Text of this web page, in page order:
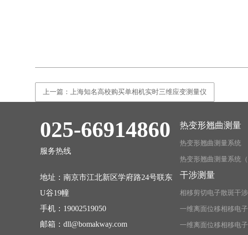
上一篇：上海知名高校购买单相机实时三维应变测量仪
025-66914860
服务热线
地址：南京市江北新区学府路24号联东
U谷19幢
手机： 19002519050
邮箱： dll@bomakway.com
热变形翘曲测量
热变形翘曲测量系统
热变形翘曲测量系统（
干涉测量
相移剪切电子散斑干
一维离面位移相移电
一维离面位移相移电